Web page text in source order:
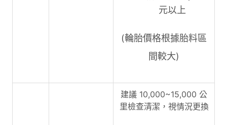
元以上
(輪胎價格根據胎料區
間較大)
建議 10,000~15,000 公
里檢查清潔，視情況更換